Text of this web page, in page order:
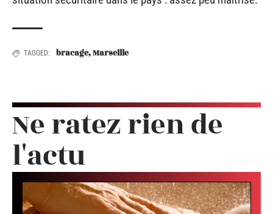
TAGGED: bracage,Marseille
Ne ratez rien de
l'actu